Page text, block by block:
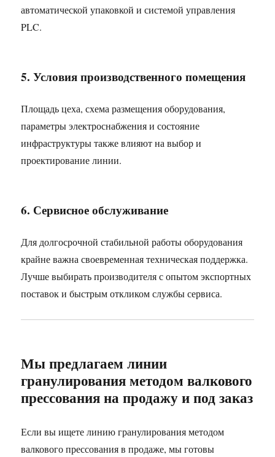
автоматической упаковкой и системой управления
PLC.
5. Условия производственного помещения
Площадь цеха, схема размещения оборудования,
параметры электроснабжения и состояние
инфраструктуры также влияют на выбор и
проектирование линии.
6. Сервисное обслуживание
Для долгосрочной стабильной работы оборудования
крайне важна своевременная техническая поддержка.
Лучше выбирать производителя с опытом экспортных
поставок и быстрым откликом службы сервиса.
Мы предлагаем линии
гранулирования методом валкового
прессования на продажу и под заказ
Если вы ищете линию гранулирования методом
валкового прессования в продаже, мы готовы